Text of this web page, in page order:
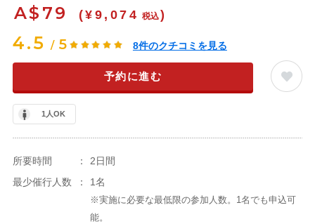
A$ 79 (¥9,074 税込)
4.5 / 5 8件のクチコミを見る
予約に進む
1人OK
所要時間 ：
2日間
最少催行人数
： 1名
※実施に必要な最低限の参加人数。1名でも申込可
能。